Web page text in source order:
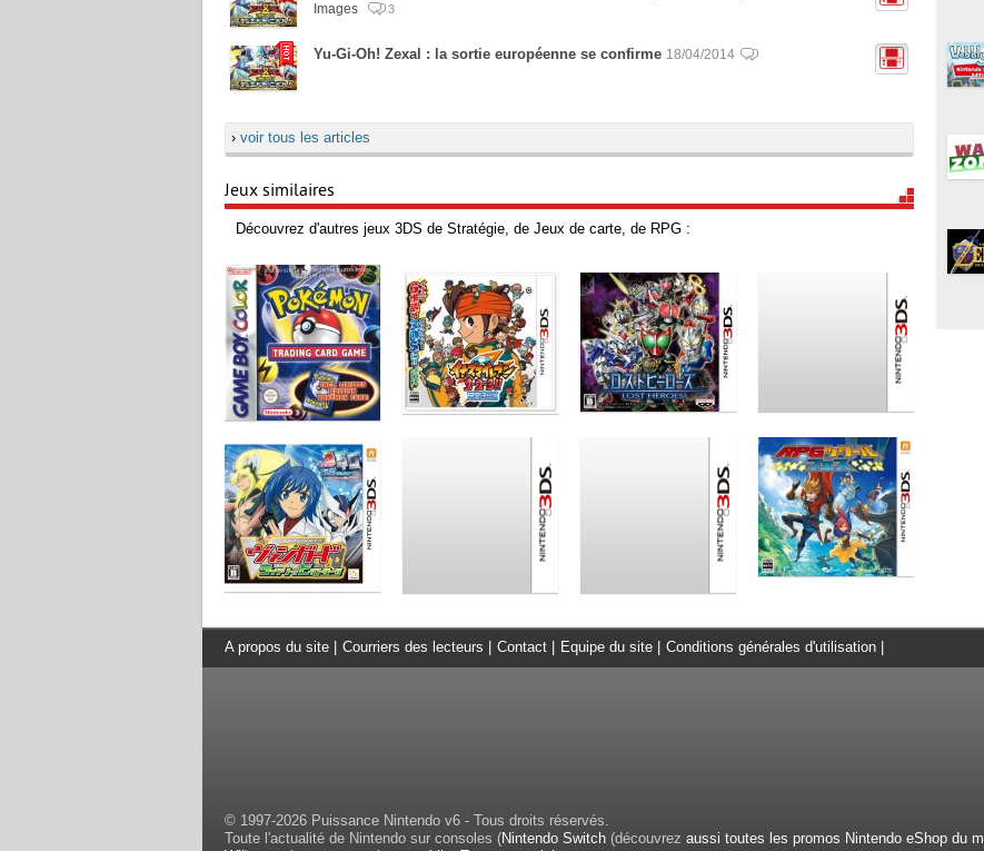
Images
3
Yu-Gi-Oh! Zexal : la sortie européenne se confirme 18/04/2014
› voir tous les articles
Jeux similaires
Découvrez d'autres jeux 3DS de Stratégie, de Jeux de carte, de RPG :
A propos du site Courriers des lecteurs Contact Equipe du site Conditions générales d'utilisation
© 1997-2026 Puissance Nintendo v6 - Tous droits réservés.
Toute l'actualité de Nintendo sur consoles (Nintendo Switch (découvrez aussi toutes les promos Nintendo eShop du